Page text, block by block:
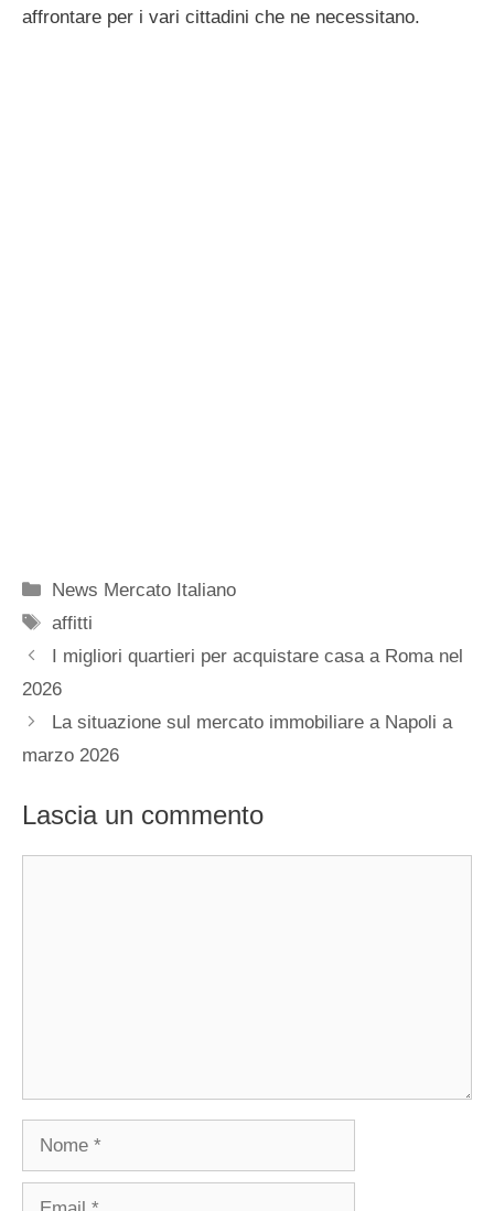
affrontare per i vari cittadini che ne necessitano.
Categorie
News Mercato Italiano
Tag
affitti
I migliori quartieri per acquistare casa a Roma nel
2026
La situazione sul mercato immobiliare a Napoli a
marzo 2026
Lascia un commento
Nome
Email